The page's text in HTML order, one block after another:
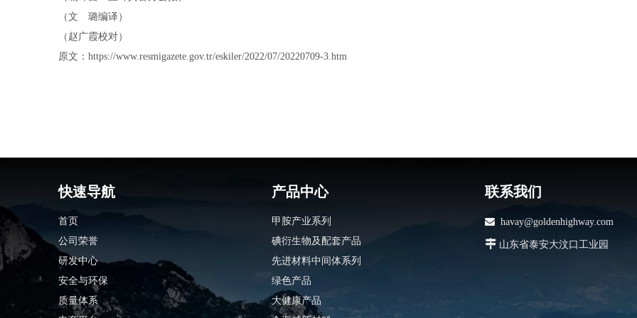
（文 璐编译）
（赵广霞校对）
原文：https://www.resmigazete.gov.tr/eskiler/2022/07/20220709-3.htm
快速导航
首页
公司荣誉
研发中心
安全与环保
质量体系
产品中心
甲胺产业系列
碘衍生物及配套产品
先进材料中间体系列
绿色产品
大健康产品
联系我们
 havay@goldenhighway.com
 山东省泰安大汶口工业园